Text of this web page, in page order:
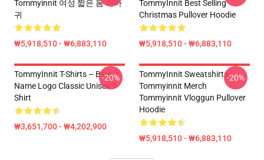
Tommyinnit 여성 짧은 몸 까마
귀
₩5,918,510 - ₩6,883,110
TommyInnit Best Selling
Christmas Pullover Hoodie
₩5,918,510 - ₩6,883,110
TommyInnit T-Shirts – Blue
Name Logo Classic Unisex T-
Shirt
₩3,651,700 - ₩4,202,900
-20%
TommyInnit Sweatshirts -
Tommyinnit Merch
Tommyinnit Vloggun Pullover
Hoodie
₩5,918,510 - ₩6,883,110
-20%